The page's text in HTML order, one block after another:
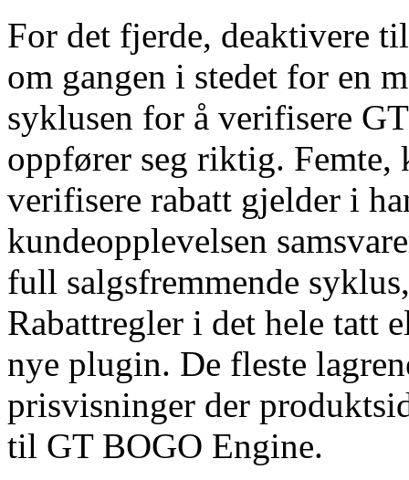
For det fjerde, deaktivere
om gangen i stedet for en
syklusen for å verifisere
oppfører seg riktig. Femte,
verifisere rabatt gjelder i
kundeopplevelsen
full salgsfremmende
Rabattregler i det hele tatt
nye plugin. De fleste
prisvisninger der
til GT BOGO Engine.